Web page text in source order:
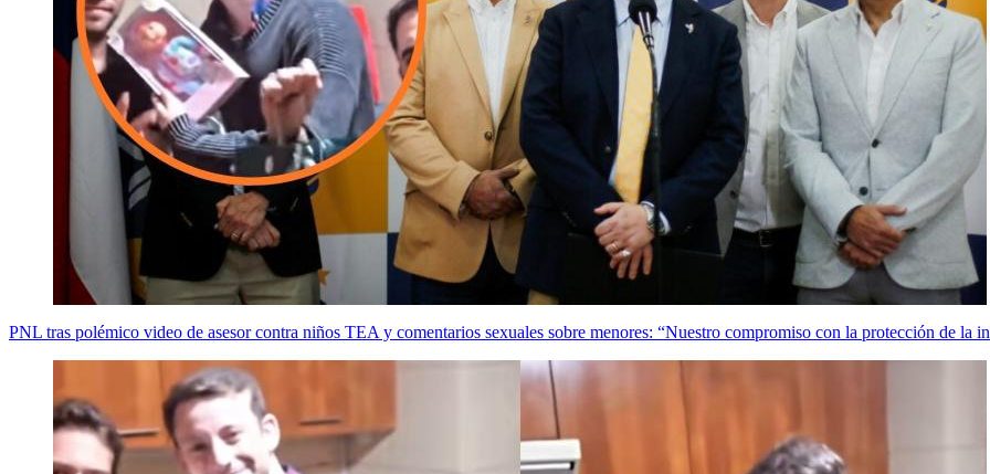
PNL tras polémico video de asesor contra niños TEA y comentarios sexuales sobre menores: “Nuestro compromiso con la protección de la